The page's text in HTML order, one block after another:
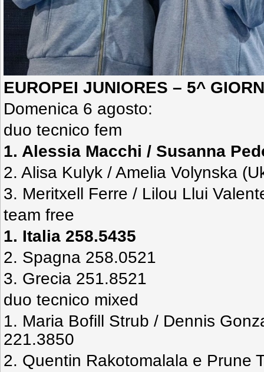
EUROPEI JUNIORES – 5^
Domenica 6 agosto:
duo tecnico fem
1. Alessia Macchi / Susanna
2. Alisa Kulyk / Amelia Volynska
3. Meritxell Ferre / Lilou Llui
team free
1. Italia 258.5435
2. Spagna 258.0521
3. Grecia 251.8521
duo tecnico mixed
1. Maria Bofill Strub / Dennis
221.3850
2. Quentin Rakotomalala e Prune